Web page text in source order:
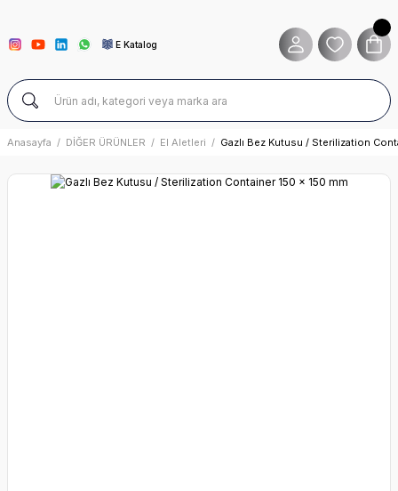
E Katalog
Anasayfa DİĞER ÜRÜNLER El Aletleri Gazlı Bez Kutusu / Sterilization